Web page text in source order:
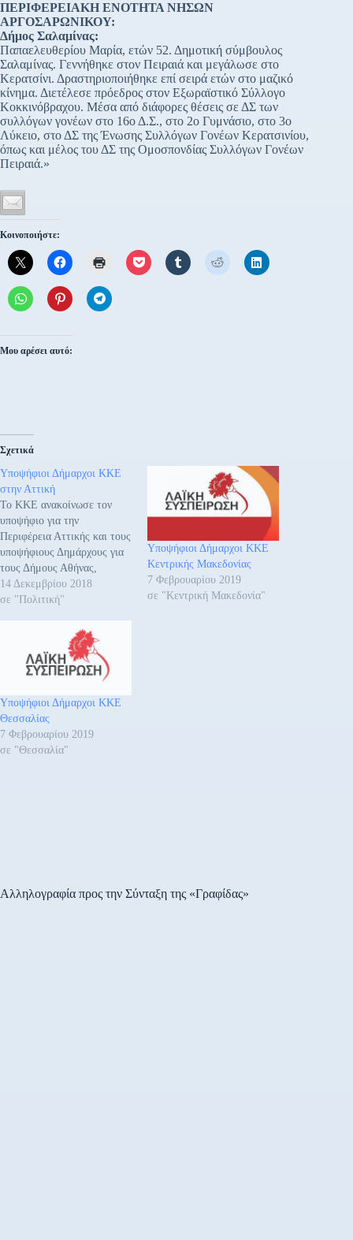
ΠΕΡΙΦΕΡΕΙΑΚΗ ΕΝΟΤΗΤΑ ΝΗΣΩΝ
ΑΡΓΟΣΑΡΩΝΙΚΟΥ:
Δήμος Σαλαμίνας:
Παπαελευθερίου Μαρία, ετών 52. Δημοτική σύμβουλος
Σαλαμίνας. Γεννήθηκε στον Πειραιά και μεγάλωσε στο
Κερατσίνι. Δραστηριοποιήθηκε επί σειρά ετών στο μαζικό
κίνημα. Διετέλεσε πρόεδρος στον Εξωραϊστικό Σύλλογο
Κοκκινόβραχου. Μέσα από διάφορες θέσεις σε ΔΣ των
συλλόγων γονέων στο 16ο Δ.Σ., στο 2ο Γυμνάσιο, στο 3ο
Λύκειο, στο ΔΣ της Ένωσης Συλλόγων Γονέων Κερατσινίου,
όπως και μέλος του ΔΣ της Ομοσπονδίας Συλλόγων Γονέων
Πειραιά.»
Κοινοποιήστε:
Μου αρέσει αυτό:
Σχετικά
Υποψήφιοι Δήμαρχοι ΚΚΕ
στην Αττική
Το ΚΚΕ ανακοίνωσε τον
υποψήφιο για την
Περιφέρεια Αττικής και τους
υποψήφιους Δημάρχους για
τους Δήμους Αθήνας,
Πειραιά, Καισαριανής,
Χαϊδαρίου και Πετρούπολης
περιφερειακές εκλογές. - Για
την Περιφέρεια Αττικής:
Υποψήφιος Περιφερειάρχης
θα είναι ο Γιάννης
μέλος του ΠΓ της ΚΕ του
ΚΚΕ και…
14 Δεκεμβρίου 2018
σε "Πολιτική"
Υποψήφιοι Δήμαρχοι ΚΚΕ
Κεντρικής Μακεδονίας
7 Φεβρουαρίου 2019
σε "Κεντρική Μακεδονία"
Υποψήφιοι Δήμαρχοι ΚΚΕ
Θεσσαλίας
7 Φεβρουαρίου 2019
σε "Θεσσαλία"
Αλληλογραφία προς την Σύνταξη της «Γραφίδας»